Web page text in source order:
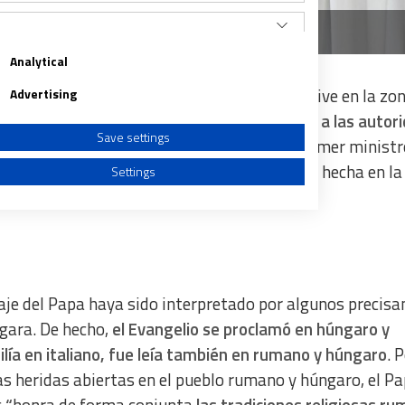
en el santuario de Sumuleu Ciuc (Rumanía)/EFE
culturales de la minoría húngara que vive en la
más radicales.De ahí que junto a las
húngaro Janos Ader, si bien el primer
más que significativa inversión económica hecha en la
del Papa haya sido interpretado por algunos
De hecho, el Evangelio se proclamó en húngaro y
en italiano, fue leía también en rumano y húngaro.
heridas abiertas en el pueblo rumano y húngaro, el
Analytical
Advertising
Save settings
Settings